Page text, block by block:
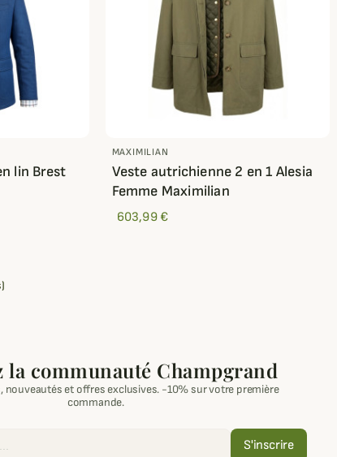
lin Brest
MAXIMILIAN
Veste autrichienne 2 en 1 Alesia
Femme Maximilian
603,99 €
la communauté Champgrand
nouveautés et offres exclusives. -10% sur votre première
commande.
S'inscrire